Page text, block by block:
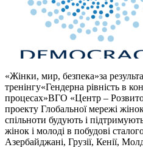
«Жінки, мир, безпека»за
тренінгу«Гендерна рівність в
процесах»ВГО «Центр –
проекту Глобальної мережі
спільноти будують і
жінок і молоді в побудові
Азербайджані, Грузії, Кенії,